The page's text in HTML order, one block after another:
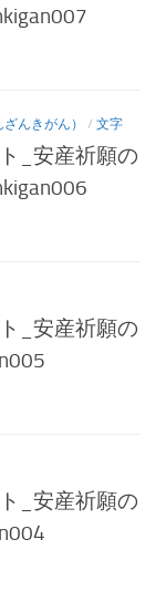
んきがん） / 文字
_安産祈願の
_安産祈願の
_安産祈願の